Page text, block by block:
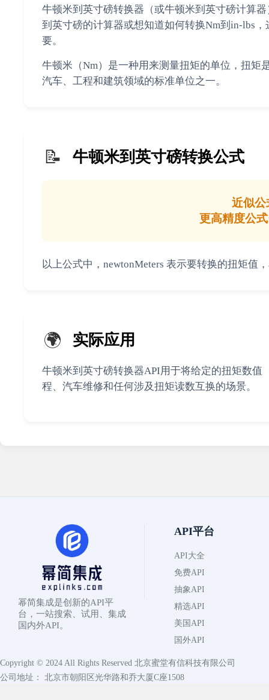
牛顿米到英寸磅转换器（或牛顿米到英寸磅计算
到英寸磅的计算器或想知道如何转换Nm到in-lbs
要。
牛顿米（Nm）是一种用来测量扭矩的单位，扭矩
汽车、工程和建筑领域的标准单位之一。
📝 牛顿米到英寸磅转换公式
近似公
更高精度公
以上公式中，newtonMeters 表示要转换的扭矩值
🌍 实际应用
牛顿米到英寸磅转换器API用于将给定的扭矩数
程、汽车维修和任何涉及扭矩读数互换的场景。
幂简集成是创新的API平
台，一站搜索、试用、集成
国内外API。
API平台
API大全
免费API
抽象API
精选API
美国API
国外API
Copyright © 2024 All Rights Reserved 北京蜜堂有信科技有限公司
公司地址： 北京市朝阳区光华路和乔大厦C座1508